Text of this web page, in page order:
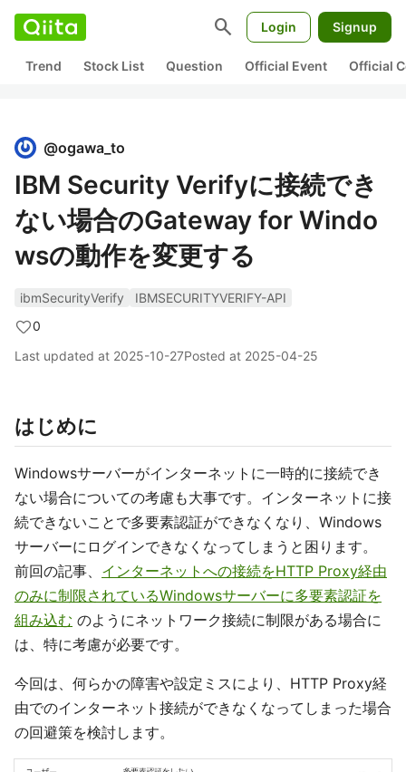
search Login Signup
Trend Stock List Question Official Event Official
@ogawa_to
IBM Security Verifyに接続でき
ない場合のGateway for Windo
wsの動作を変更する
ibmSecurityVerify
IBMSECURITYVERIFY-API
0
Last updated at 2025-10-27Posted at 2025-04-25
はじめに
Windowsサーバーがインターネットに一時的に接続でき
ない場合についての考慮も大事です。インターネットに接
続できないことで多要素認証ができなくなり、Windows
サーバーにログインできなくなってしまうと困ります。
前回の記事、 インターネットへの接続をHTTP Proxy経由
のみに制限されているWindowsサーバーに多要素認証を
組み込む のようにネットワーク接続に制限がある場合に
は、特に考慮が必要です。
今回は、何らかの障害や設定ミスにより、HTTP Proxy経
由でのインターネット接続ができなくなってしまった場合
の回避策を検討します。